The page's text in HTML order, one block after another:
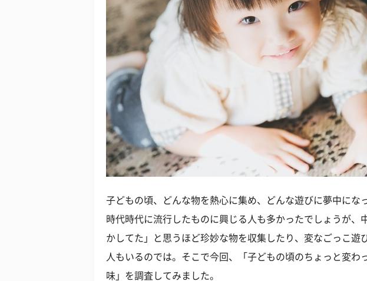
子どもの頃、どんな物を熱心に集め、どんな遊びに夢中にな
時代時代に流行したものに興じる人も多かったでしょうが、
かしてた」と思うほど珍妙な物を収集したり、変なごっこ遊
人もいるのでは。そこで今回、「子どもの頃のちょっと変わ
味」を調査してみました。